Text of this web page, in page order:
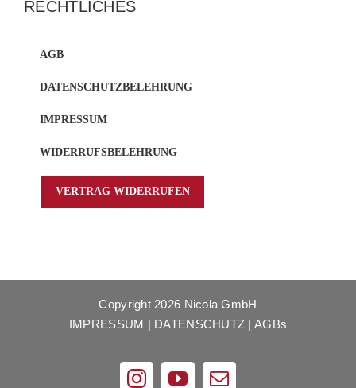
RECHTLICHES
AGB
DATENSCHUTZBELEHRUNG
IMPRESSUM
WIDERRUFSBELEHRUNG
VERTRAG WIDERRUFEN
Copyright 2026 Nicola GmbH
IMPRESSUM | DATENSCHUTZ | AGBs